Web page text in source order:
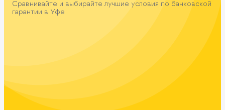
Сравнивайте и выбирайте лучшие условия по банковской
гарантии в Уфе